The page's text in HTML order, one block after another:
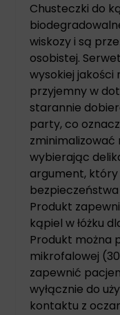
Chusteczki do
wiskozy i są
osobistej.
wysokiej jakości
przyjemny w
starannie
party, co
zminimalizować
wybierając
argument,
Produkt
kąpiel w łóżku
Produkt można
mikrofalowej
zapewnić
wyłącznie do
kontaktu z